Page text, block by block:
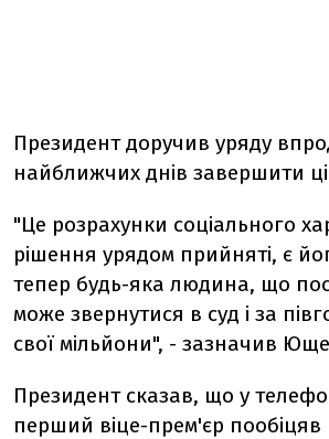
Президент доручив уряду
найближчих днів завершити
"Це розрахунки соціального
рішення урядом прийняті, є
тепер будь-яка людина, що
може звернутися в суд і за
свої мільйони", - зазначив
Президент сказав, що у
перший віце-прем'єр